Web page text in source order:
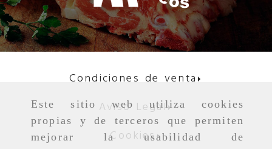
Este sitio web utiliza cookies
propias y de terceros que permiten
mejorar la usabilidad de
Condiciones de venta
Aviso Legal
Cookies